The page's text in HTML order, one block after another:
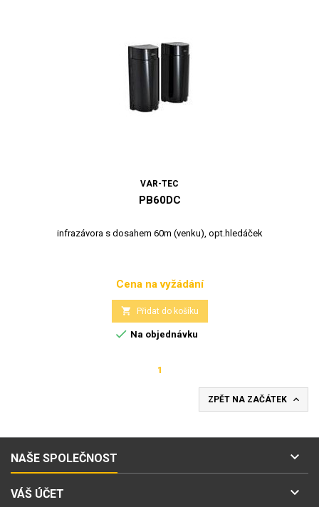
VAR-TEC
PB60DC
infrazávora s dosahem 60m (venku), opt.hledáček
Cena
Cena na vyžádání
 Přidat do košíku
 Na objednávku
1
ZPĚT NA ZAČÁTEK 
NAŠE SPOLEČNOST 
VÁŠ ÚČET 